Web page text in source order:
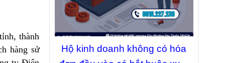
thành
hàng sử
Hộ kinh doanh không có hóa